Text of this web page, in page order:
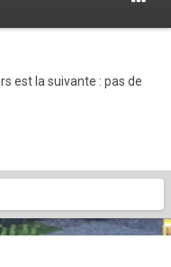
est la suivante : pas de